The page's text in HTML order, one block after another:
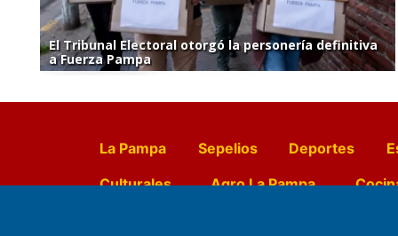
El Tribunal Electoral otorgó la personería definitiva
a Fuerza Pampa
La Pampa Sepelios Deportes
Culturales
Agro La Pampa